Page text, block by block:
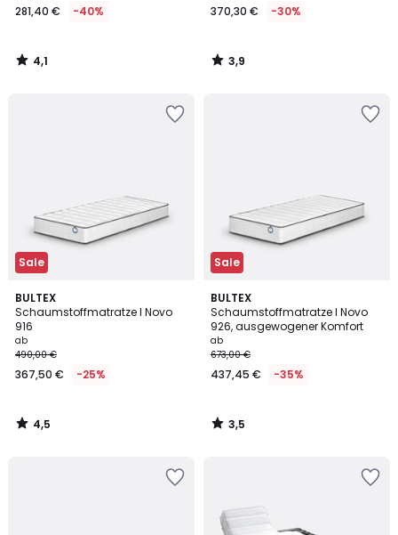
281,40 € -40%
4,1
/
370,30 € -30%
3,9
/
Sale
BULTEX
Schaumstoffmatratze I Novo
916
ab
490,00 €
367,50 € -25%
4,5
/ 5
4,5
/
Sale
BULTEX
Schaumstoffmatratze I Novo
926, ausgewogener Komfort
ab
673,00 €
437,45 € -35%
3,5
/ 5
3,5
/